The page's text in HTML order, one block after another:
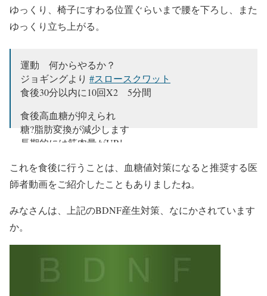
ゆっくり、椅子にすわる位置ぐらいまで腰を下ろし、また
ゆっくり立ち上がる。
運動 何からやるか？
ジョギングより #スロースクワット
食後30分以内に10回X2 5分間
食後高血糖が抑えられ
糖?脂肪変換が減少します
長期的には筋肉量がUPし
筋力がない方はイスにつかまって
行ってください pic.twitter.com/vvA0DujRfU
— 尾形 哲 肝臓先生『肝臓から脂肪を落とす』
これを食後に行うことは、血糖値対策になると推奨する医
師者動画をご紹介したこともありましたね。
みなさんは、上記のBDNF産生対策、なにかされています
か。